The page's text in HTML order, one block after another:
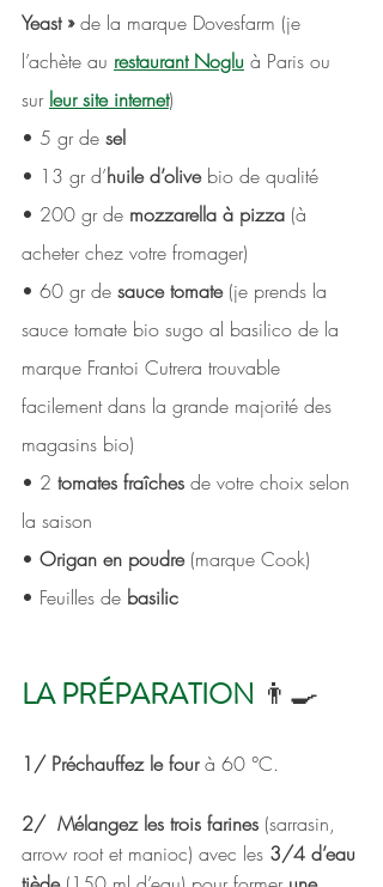
Yeast » de la marque Dovesfarm (je
l’achète au restaurant Noglu à Paris ou
sur leur site internet)
• 5 gr de sel
• 13 gr d’huile d’olive bio de qualité
• 200 gr de mozzarella à pizza (à
acheter chez votre fromager)
• 60 gr de sauce tomate (je prends la
sauce tomate bio sugo al basilico de la
marque Frantoi Cutrera trouvable
facilement dans la grande majorité des
magasins bio)
• 2 tomates fraîches de votre choix selon
la saison
• Origan en poudre (marque Cook)
• Feuilles de basilic
LA PRÉPARATION 👨‍🍳
1/ Préchauffez le four à 60 °C.
2/  Mélangez les trois farines (sarrasin,
arrow root et manioc) avec les 3/4 d’eau